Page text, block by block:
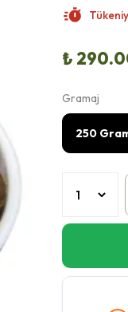
Bugün
₺
Gramaj
250